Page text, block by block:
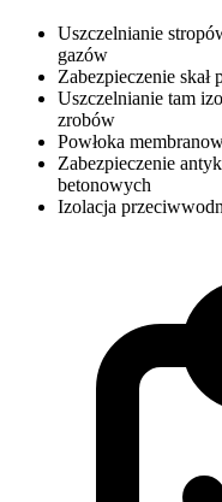
Uszczelnianie
gazów
Zabezpieczenie
Uszczelnianie tam
zrobów
Powłoka
Zabezpieczenie
betonowych
Izolacja